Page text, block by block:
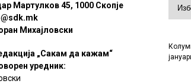
Мартулков 45, 1000 Скопје
Михајловски
„Сакам да кажам“
уредник: